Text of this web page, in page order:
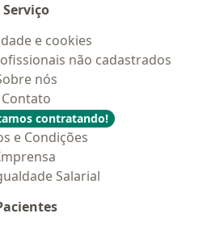
Serviço
e cookies
não cadastrados
nós
Contato
contratando!
e Condições
Salarial